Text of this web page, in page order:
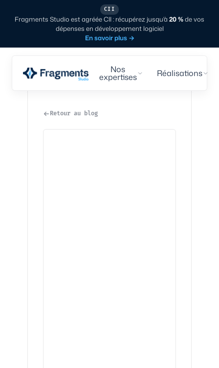
CII
Fragments Studio est agréée CII : récupérez jusqu'à 20 %de vos
dépenses en développement logiciel
En savoir plus →
Nos
expertises Réalisations
Retour au blog